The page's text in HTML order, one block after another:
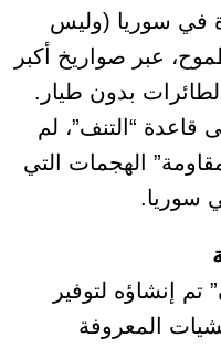
في سوريا (وليس
عبر صواريخ أكبر
بدون طيار.
قاعدة “التنف”، لم
الهجمات التي
سوريا.
إنشاؤه لتوفير
المعروفة